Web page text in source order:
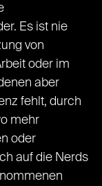
Es ist nie
von
oder im
aber
fehlt, durch
mehr
oder
auf die Nerds